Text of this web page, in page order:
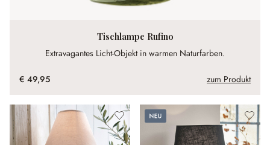
Tischlampe Rufino
Extravagantes Licht-Objekt in warmen Naturfarben.
€ 49,95 zum Produkt
Neu